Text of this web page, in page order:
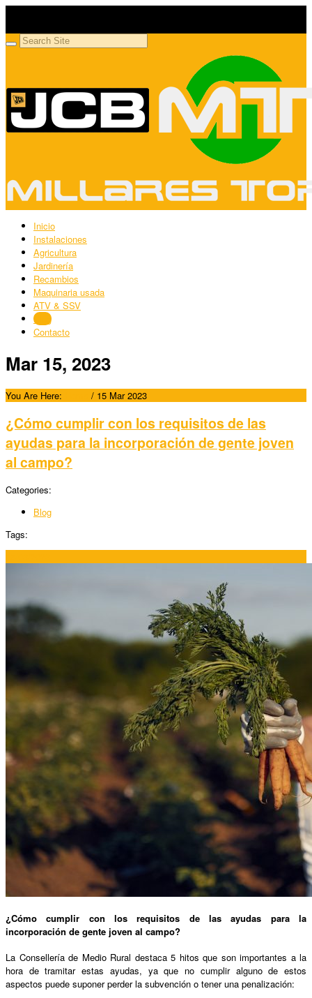
Inicio
Instalaciones
Agricultura
Jardinería
Recambios
Maquinaria usada
ATV & SSV
Blog
Contacto
Mar 15, 2023
You Are Here: / 15 Mar 2023
¿Cómo cumplir con los requisitos de las
ayudas para la incorporación de gente joven
al campo?
Categories:
Blog
Tags:
¿Cómo cumplir con los requisitos de las ayudas para la
incorporación de gente joven al campo?
La Consellería de Medio Rural destaca 5 hitos que son importantes a la
hora de tramitar estas ayudas, ya que no cumplir alguno de estos
aspectos puede suponer perder la subvención o tener una penalización: